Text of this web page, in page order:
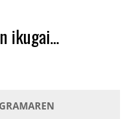
ikugai...